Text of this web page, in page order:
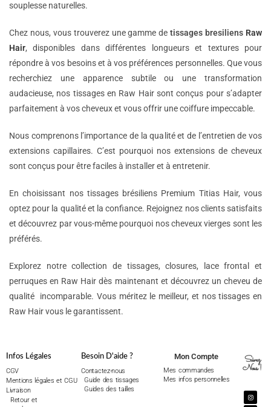
souplesse naturelles.
Chez nous, vous trouverez une gamme detissages bresiliens Raw
Hair, disponibles dans différentes longueurs et textures pour
répondre à vos besoins et à vos préférences personnelles. Que vous
recherchiez une apparence subtile ou une transformation
audacieuse, nos tissages en Raw Hair sont conçus pour s’adapter
parfaitement à vos cheveux et vous offrir une coiffure impeccable.
Nous comprenons l’importance de la qualité et de l’entretien de vos
extensions capillaires. C’est pourquoi nos extensions de cheveux
sont conçus pour être faciles à installer et à entretenir.
En choisissant nos tissages brésiliens Premium Titias Hair, vous
optez pour la qualité et la confiance. Rejoignez nos clients satisfaits
et découvrez par vous-même pourquoi nos cheveux vierges sont les
préférés.
Explorez notre collection de tissages, closures, lace frontal et
perruques en Raw Hair dès maintenant et découvrez un cheveu de
qualité incomparable. Vous méritez le meilleur, et nos tissages en
Raw Hair vous le garantissent.
Infos Légales
CGV
Mentions légales et CGU
Livraison
Retour et
Besoin D'aide ?
Contactez-nous
Guide des tissages
Guides des tailles
Mon Compte
Mes commandes
Mes infos personnelles
Suivez
Nous !